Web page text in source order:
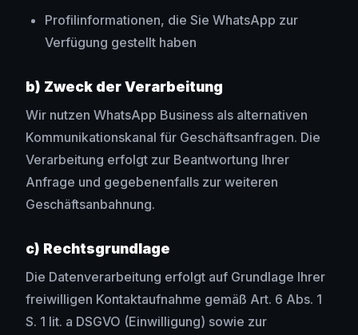
Profilinformationen, die Sie WhatsApp zur
Verfügung gestellt haben
b) Zweck der Verarbeitung
Wir nutzen WhatsApp Business als alternativen
Kommunikationskanal für Geschäftsanfragen. Die
Verarbeitung erfolgt zur Beantwortung Ihrer
Anfrage und gegebenenfalls zur weiteren
Geschäftsanbahnung.
c) Rechtsgrundlage
Die Datenverarbeitung erfolgt auf Grundlage Ihrer
freiwilligen Kontaktaufnahme gemäß Art. 6 Abs. 1
S. 1 lit. a DSGVO (Einwilligung) sowie zur